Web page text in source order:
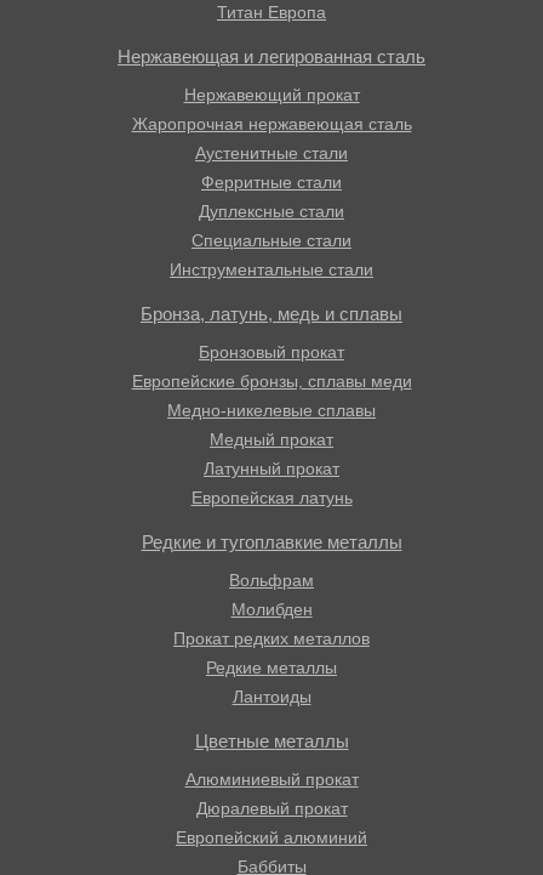
Титан Европа
Нержавеющая и легированная сталь
Нержавеющий прокат
Жаропрочная нержавеющая сталь
Аустенитные стали
Ферритные стали
Дуплексные стали
Специальные стали
Инструментальные стали
Бронза, латунь, медь и сплавы
Бронзовый прокат
Европейские бронзы, сплавы меди
Медно-никелевые сплавы
Медный прокат
Латунный прокат
Европейская латунь
Редкие и тугоплавкие металлы
Вольфрам
Молибден
Прокат редких металлов
Редкие металлы
Лантоиды
Цветные металлы
Алюминиевый прокат
Дюралевый прокат
Европейский алюминий
Баббиты